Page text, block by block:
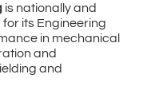
is nationally and
its Engineering
in mechanical
and
and